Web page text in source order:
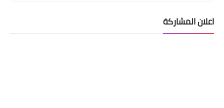
على الاسماء الموجودة في أدناه
اعلان المشاركة